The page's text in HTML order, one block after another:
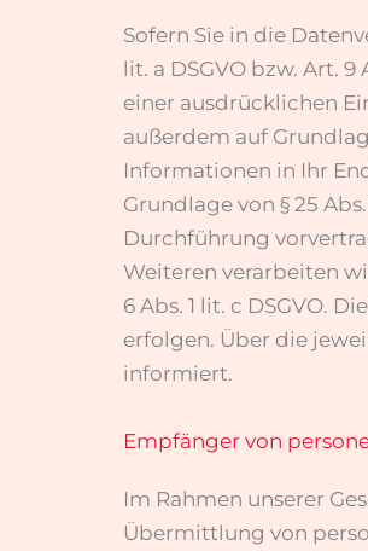
Sofern Sie in die
lit. a DSGVO bzw. Art.
einer ausdrücklichen
außerdem auf
Informationen in Ihr
Grundlage von § 25
Durchführung
Weiteren verarbeiten
6 Abs. 1 lit. c DSGVO.
erfolgen. Über die
informiert.
Empfänger von
Im Rahmen unserer
Übermittlung von